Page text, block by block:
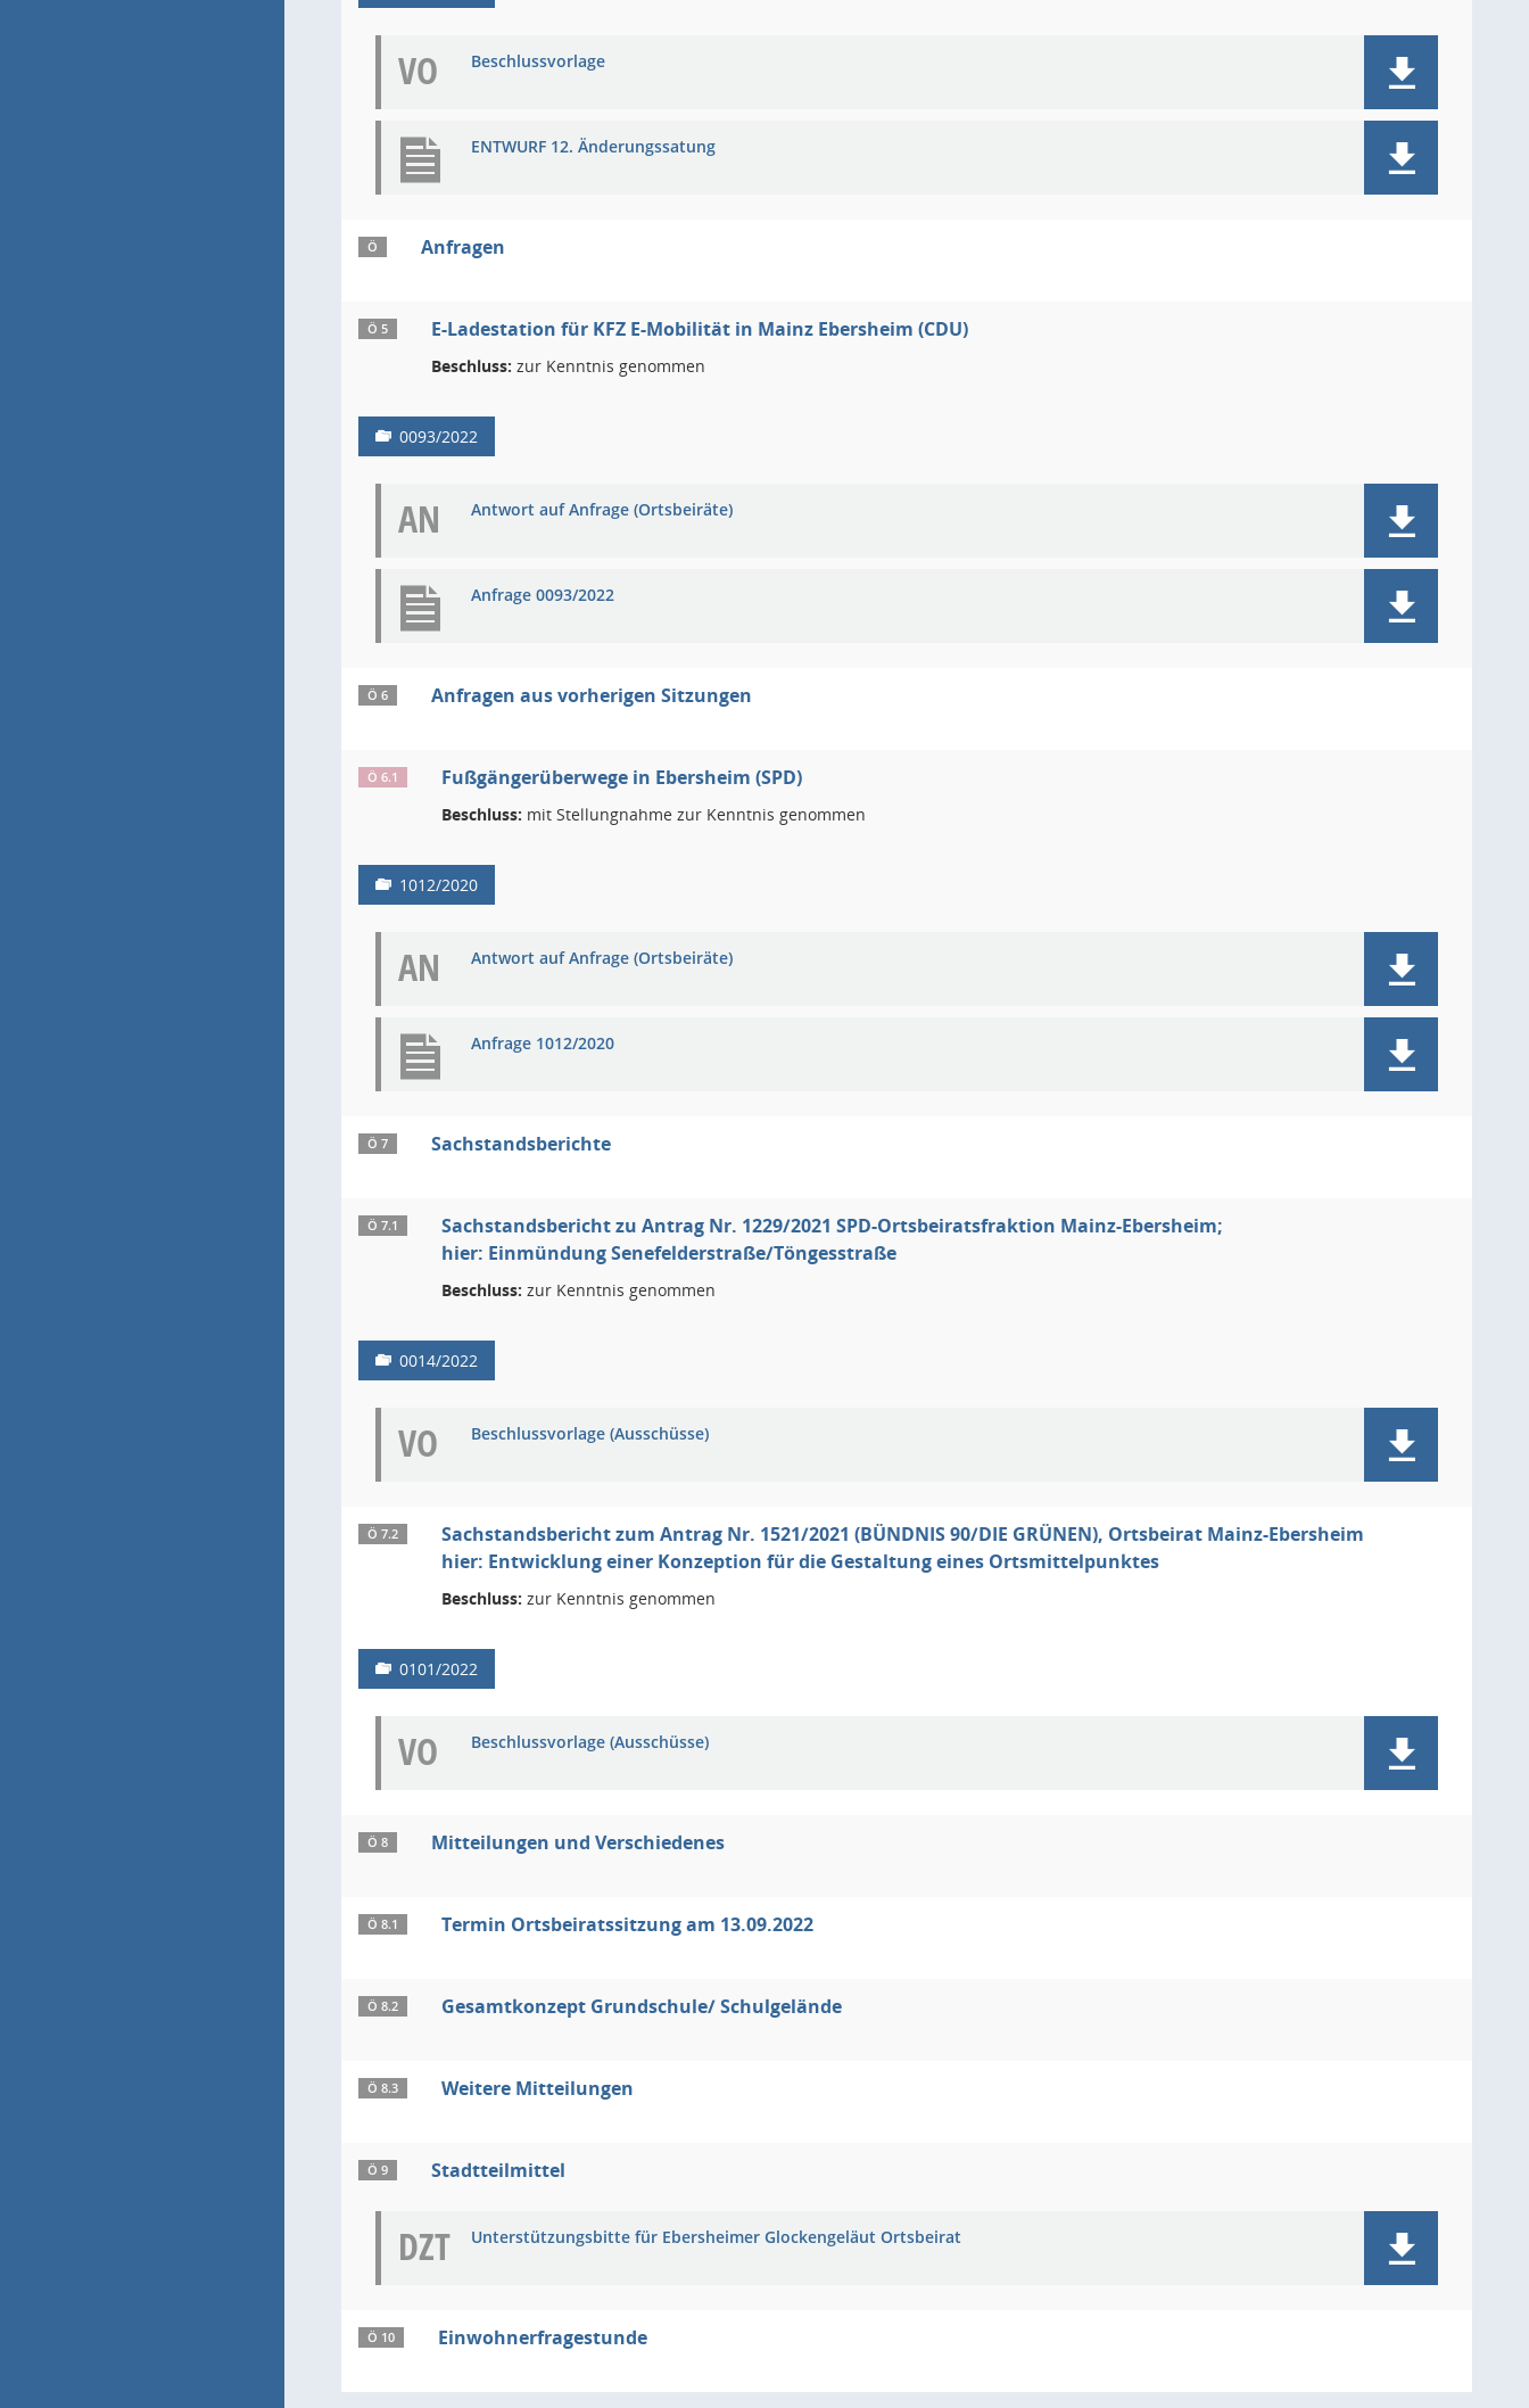
VO Beschlussvorlage
ENTWURF 12. Änderungssatung
Ö Anfragen
Ö 5 E-Ladestation für KFZ E-Mobilität in Mainz Ebersheim (CDU)
Beschluss: zur Kenntnis genommen
0093/2022
AN Antwort auf Anfrage (Ortsbeiräte)
Anfrage 0093/2022
Ö 6 Anfragen aus vorherigen Sitzungen
Ö 6.1 Fußgängerüberwege in Ebersheim (SPD)
Beschluss: mit Stellungnahme zur Kenntnis genommen
1012/2020
AN Antwort auf Anfrage (Ortsbeiräte)
Anfrage 1012/2020
Ö 7 Sachstandsberichte
Ö 7.1
Sachstandsbericht zu Antrag Nr. 1229/2021 SPD-Ortsbeiratsfraktion Mainz-Ebersheim;
hier: Einmündung Senefelderstraße/Töngesstraße
Beschluss: zur Kenntnis genommen
0014/2022
VO Beschlussvorlage (Ausschüsse)
Ö 7.2
Sachstandsbericht zum Antrag Nr. 1521/2021 (BÜNDNIS 90/DIE GRÜNEN), Ortsbeirat Mainz-Ebersheim
hier: Entwicklung einer Konzeption für die Gestaltung eines Ortsmittelpunktes
Beschluss: zur Kenntnis genommen
0101/2022
VO Beschlussvorlage (Ausschüsse)
Ö 8 Mitteilungen und Verschiedenes
Ö 8.1 Termin Ortsbeiratssitzung am 13.09.2022
Ö 8.2 Gesamtkonzept Grundschule/ Schulgelände
Ö 8.3 Weitere Mitteilungen
Ö 9 Stadtteilmittel
DZT Unterstützungsbitte für Ebersheimer Glockengeläut Ortsbeirat
Ö 10 Einwohnerfragestunde